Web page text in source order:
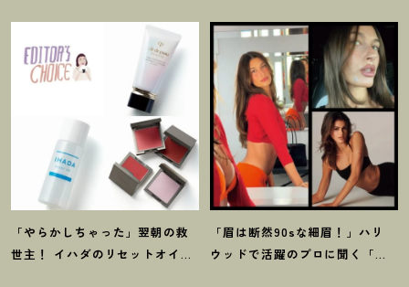
「やらかしちゃった」翌朝の救
世主 ！
イハダのリセットオイル
「眉は断然90sな細眉 ！ 」ハリ
ウッドで活躍のプロに聞く「本